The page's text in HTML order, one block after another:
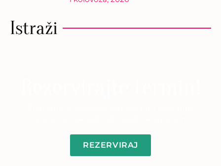
Istraži
REZERVIRAJ